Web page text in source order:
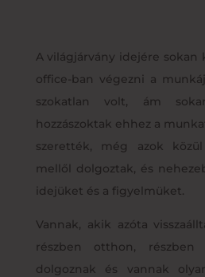
A világjárvány idejére sokan
office-ban végezni a
szokatlan volt, ám
hozzászoktak ehhez a
szerették, még azok
mellől dolgoztak, és
idejüket és a figyelmüket.
Vannak, akik azóta
részben otthon, részben
dolgoznak és vannak